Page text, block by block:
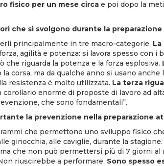
fisico per un mese circa e poi dopo la
che si svolgono durante la
principalmente in tre macro-categorie.
agilità e potenza: si lavora spesso con i
che riguarda la potenza e la forza esplosiva.
corsa, ma da qualche anno si usano
resistenza è molto utilizzata. La terza
corollario enorme di proposte di lavoro ad
che sono fondamentali”.
la prevenzione nella preparazione
che permettono uno sviluppo fisico
ginocchia, alle caviglie, durante la
che non può permettersi più di 7 giorni
riuscirebbe a performare. Sono spesso